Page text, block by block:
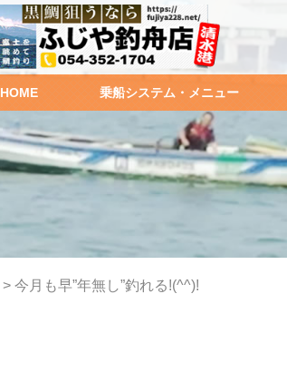
HOME 乗船システム・メニュー
> 今月も早”年無し”釣れる!(^^)!